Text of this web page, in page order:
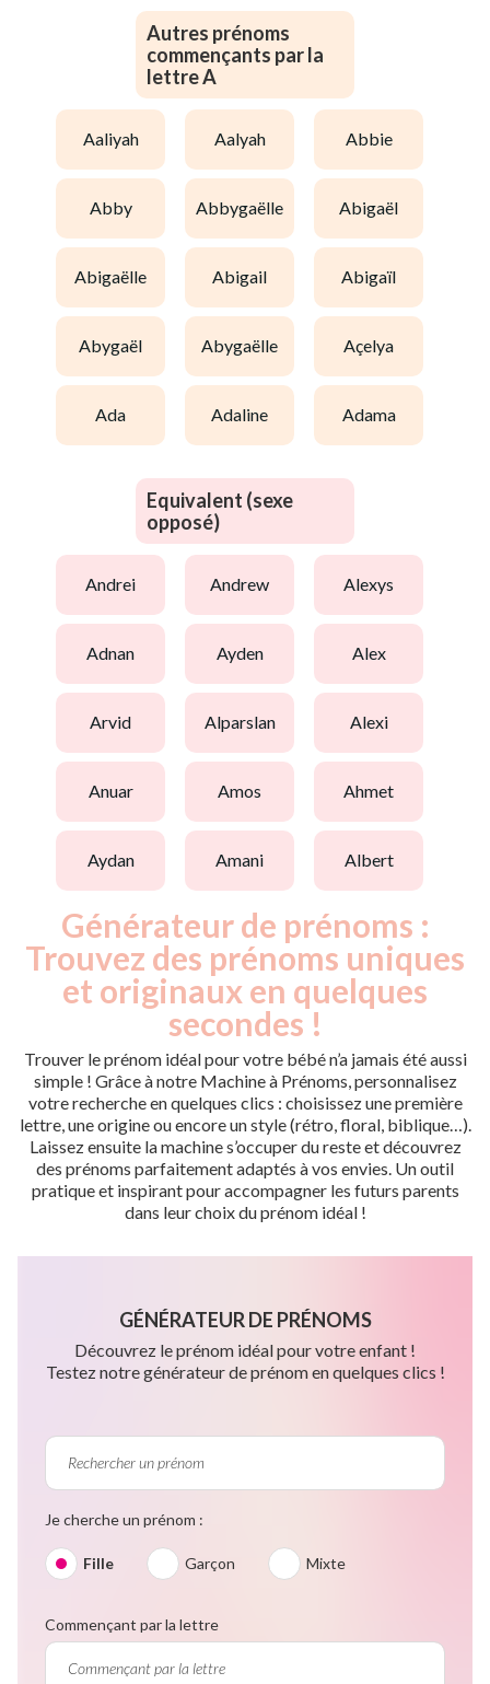
Autres prénoms
commençants par la
lettre A
aaliyah aalyah abbie
abby abbygaëlle abigaël
abigaëlle abigail abigaïl
abygaël abygaëlle açelya
ada adaline adama
Equivalent (sexe
opposé)
andrei andrew alexys
adnan ayden alex
arvid alparslan alexi
anuar amos ahmet
aydan amani albert
Générateur de prénoms :
Trouvez des prénoms uniques
et originaux en quelques
secondes !
Trouver le prénom idéal pour votre bébé n’a jamais été aussi
simple ! Grâce à notre Machine à Prénoms, personnalisez
votre recherche en quelques clics : choisissez une première
lettre, une origine ou encore un style (rétro, floral, biblique…).
Laissez ensuite la machine s’occuper du reste et découvrez
des prénoms parfaitement adaptés à vos envies. Un outil
pratique et inspirant pour accompagner les futurs parents
dans leur choix du prénom idéal !
GÉNÉRATEUR DE PRÉNOMS
Découvrez le prénom idéal pour votre enfant !
Testez notre générateur de prénom en quelques clics !
Je cherche un prénom :
Fille Garçon Mixte
Commençant par la lettre